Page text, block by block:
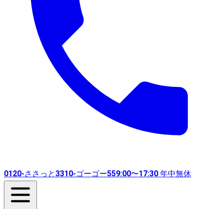
0120-ささっと3310-ゴーゴー559:00〜17:30 年中無休